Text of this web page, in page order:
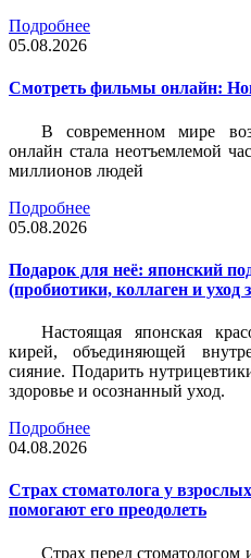
Подробнее
05.08.2026
Смотреть фильмы онлайн:
В современном мире
онлайн стала неотъемлемой
миллионов людей
Подробнее
05.08.2026
Подарок для неё: японский
(пробиотики, коллаген и уход
Настоящая японская
кирей, объединяющей
сияние. Подарить
здоровье и осознанный уход.
Подробнее
04.08.2026
Страх стоматолога у
помогают его преодолеть
Страх перед